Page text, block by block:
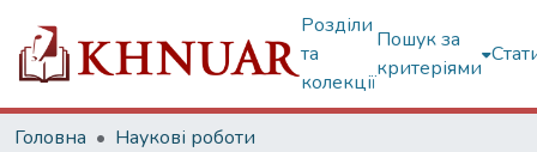
Розділи
та
колекції
Пошук за
критеріями
Головна
Наукові роботи